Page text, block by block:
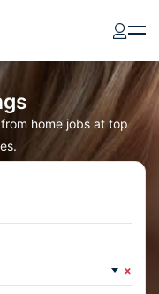
home jobs at top
×